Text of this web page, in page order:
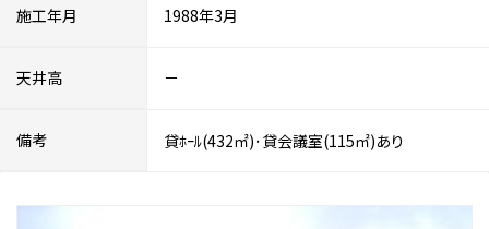
施工年月 1988年3月
天井高 －
備考 貸ﾎｰﾙ(432㎡)･貸会議室(115㎡)あり